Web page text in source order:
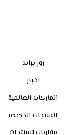
روز براند
اخبار
الماركات العالمية
المنتجات الجديده
مقارنات المنتجات